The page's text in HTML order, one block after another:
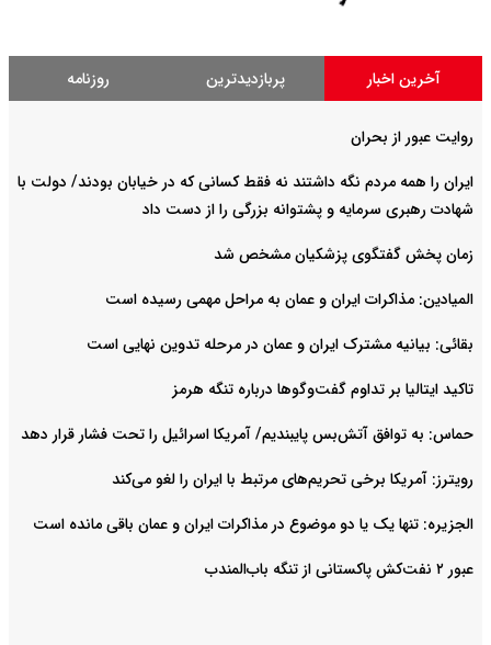
آخرین اخبار پربازدیدترین روزنامه
روایت عبور از بحران
ایران را همه مردم نگه داشتند نه فقط کسانی که در خیابان بودند/ دولت با
شهادت رهبری سرمایه و پشتوانه بزرگی را از دست داد
زمان پخش گفتگوی پزشکیان مشخص شد
المیادین: مذاکرات ایران و عمان به مراحل مهمی رسیده است
بقائی: بیانیه مشترک ایران و عمان در مرحله تدوین نهایی است
تاکید ایتالیا بر تداوم گفت‌وگوها درباره تنگه هرمز
حماس: به توافق آتش‌بس پایبندیم/ آمریکا اسرائیل را تحت فشار قرار دهد
رویترز: آمریکا برخی تحریم‌های مرتبط با ایران را لغو می‌کند
الجزیره: تنها یک یا دو موضوع در مذاکرات ایران و عمان باقی مانده است
عبور ۲ نفت‌کش پاکستانی از تنگه باب‌المندب